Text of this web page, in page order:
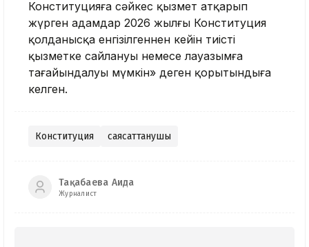
Конституцияға сәйкес қызмет атқарып
жүрген адамдар 2026 жылғы Конституция
қолданысқа енгізілгеннен кейін тиісті
қызметке сайлануы немесе лауазымға
тағайындалуы мүмкін» деген қорытындыға
келген.
Конституция саясаттанушы
Тақабаева Аида
Журналист